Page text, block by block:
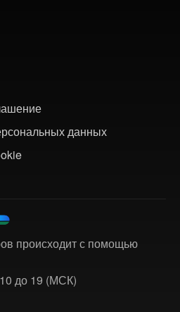
данных
происходит с помощью
до 19 (МСК)